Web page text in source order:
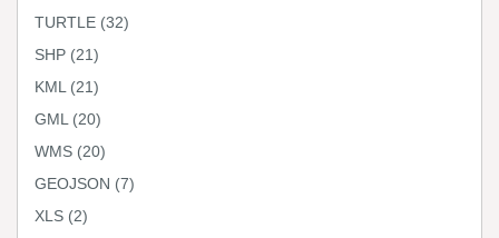
TURTLE (32)
SHP (21)
KML (21)
GML (20)
WMS (20)
GEOJSON (7)
XLS (2)